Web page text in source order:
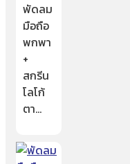
พัดลม
มือถือ
พกพา
+
สกรีน
โลโก้
ตา…